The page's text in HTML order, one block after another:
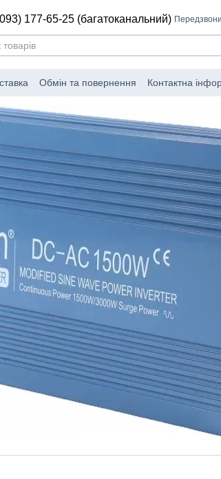
177-65-25 (багатоканальний)
Обмін та повернення Контактна